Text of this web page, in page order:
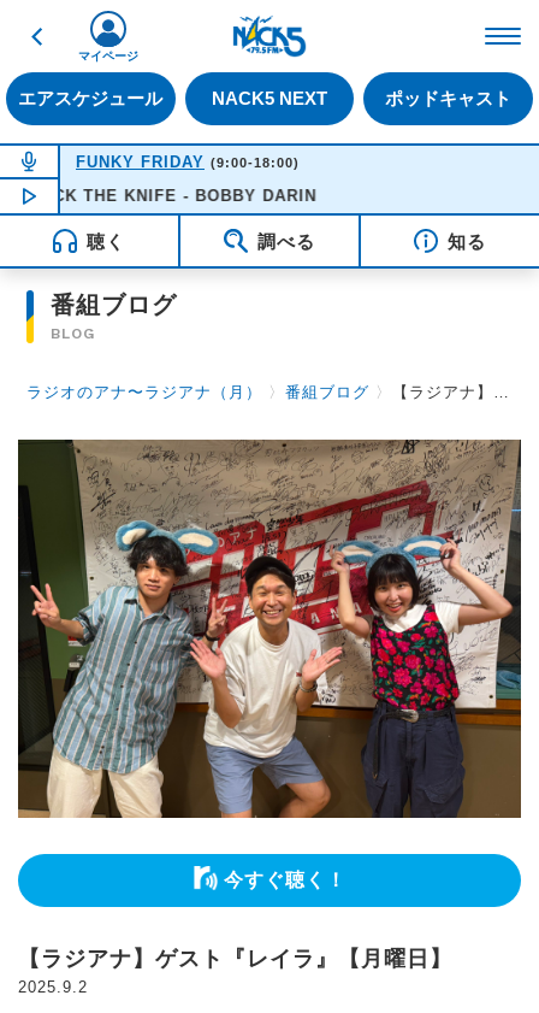
戻る
エアスケジュール NACK5 NEXT ポッドキャスト
マイページ
NOW ON AIR
FUNKY FRIDAY (9:00-18:00)
NOW PLAYING 16:51
THE KNIFE - BOBBY DARIN
聴く 調べる 知る
番組ブログ
BLOG
ラジオのアナ〜ラジアナ（月） 〉番組ブログ 〉 【ラジアナ】ゲスト『レイラ』【月曜日】
今すぐ聴く！
【ラジアナ】ゲスト『レイラ』【月曜日】
2025.9.2